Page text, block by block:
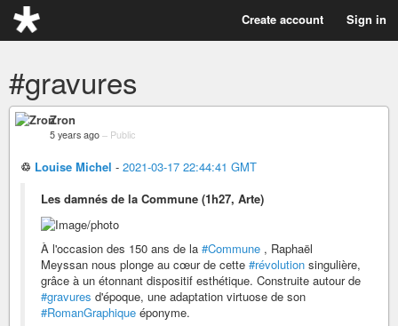
Create account Sign in
#gravures
Zron
5 years ago – Public
♲ Louise Michel - 2021-03-17 22:44:41 GMT
Les damnés de la Commune (1h27, Arte)
À l'occasion des 150 ans de la #Commune , Raphaël
Meyssan nous plonge au cœur de cette #révolution singulière,
grâce à un étonnant dispositif esthétique. Construite autour de
#gravures d'époque, une adaptation virtuose de son
#RomanGraphique éponyme.